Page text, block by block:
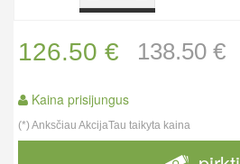
126.50 €
Kaina prisijungus
138.50 €
(*) Anksčiau AkcijaTau taikyta kaina